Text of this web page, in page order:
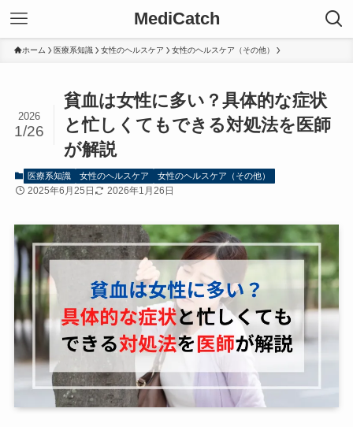
MediCatch
ホーム 医療系知識 女性のヘルスケア 女性のヘルスケア（その他）
貧血は女性に多い？具体的な症状
と忙しくてもできる対処法を医師
が解説
2026
1/26
医療系知識 女性のヘルスケア 女性のヘルスケア（その他）
2025年6月25日 2026年1月26日